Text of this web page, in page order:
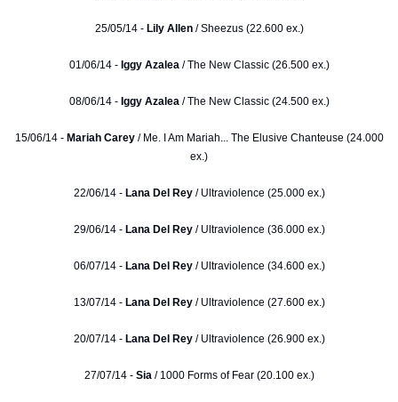
25/05/14 - Lily Allen/ Sheezus (22.600 ex.)
01/06/14 - Iggy Azalea/ The New Classic (26.500 ex.)
08/06/14 - Iggy Azalea/ The New Classic (24.500 ex.)
15/06/14 - Mariah Carey/ Me. I Am Mariah... The Elusive Chanteuse (24.000
ex.)
22/06/14 - Lana Del Rey/ Ultraviolence (25.000 ex.)
29/06/14 - Lana Del Rey / Ultraviolence (36.000 ex.)
06/07/14 - Lana Del Rey/ Ultraviolence (34.600 ex.)
13/07/14 -Lana Del Rey / Ultraviolence (27.600 ex.)
20/07/14 -Lana Del Rey/ Ultraviolence (26.900 ex.)
27/07/14 - Sia / 1000 Forms of Fear (20.100 ex.)